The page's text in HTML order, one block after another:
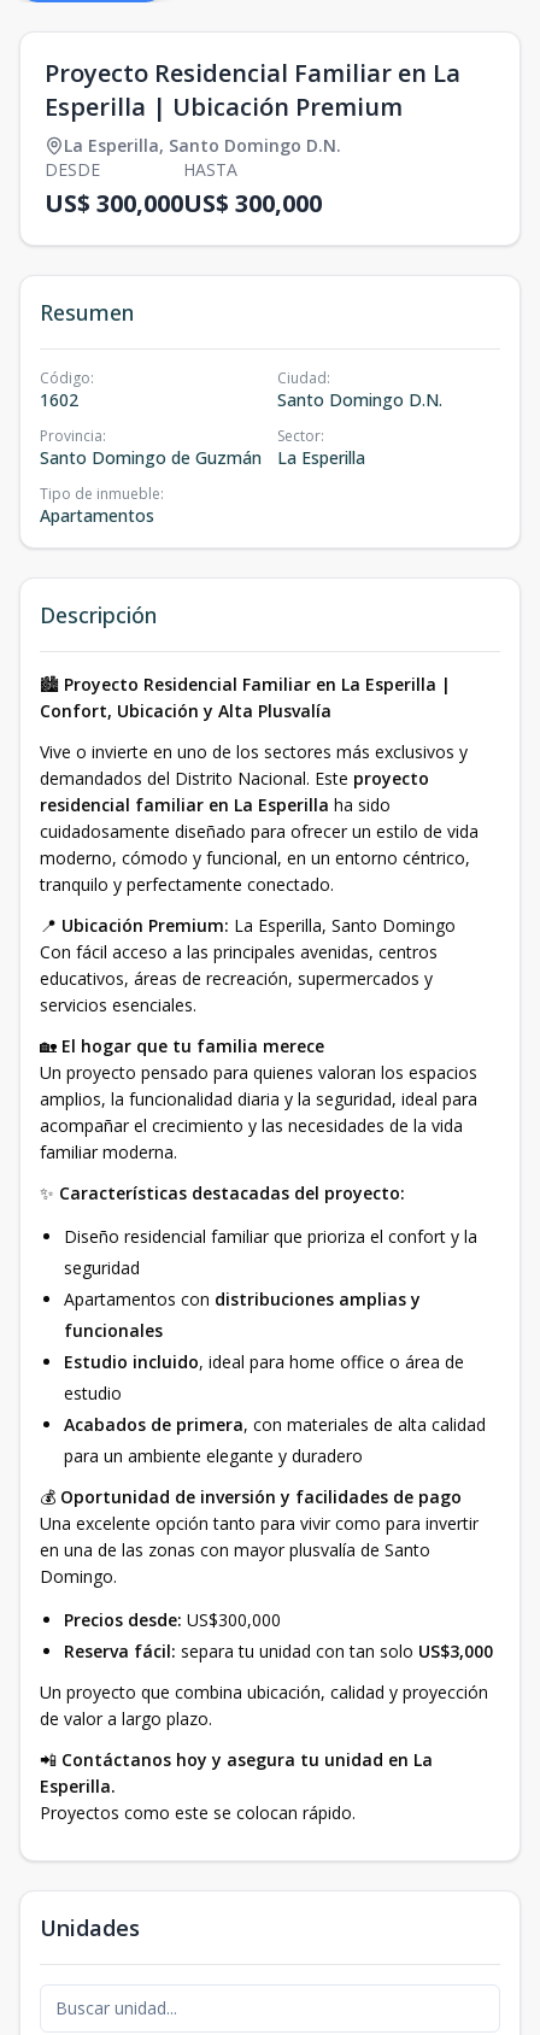
Proyecto Residencial Familiar en La
Esperilla | Ubicación Premium
La Esperilla, Santo Domingo D.N.
DESDE
US$ 300,000
HASTA
US$ 300,000
Resumen
Código:
1602
Ciudad:
Santo Domingo D.N.
Provincia:
Santo Domingo de Guzmán
Sector:
La Esperilla
Tipo de inmueble:
Apartamentos
Descripción
🏙️ Proyecto Residencial Familiar en La Esperilla |
Confort, Ubicación y Alta Plusvalía
Vive o invierte en uno de los sectores más exclusivos y
demandados del Distrito Nacional. Este proyecto
residencial familiar en La Esperilla ha sido
cuidadosamente diseñado para ofrecer un estilo de vida
moderno, cómodo y funcional, en un entorno céntrico,
tranquilo y perfectamente conectado.
📍 Ubicación Premium: La Esperilla, Santo Domingo
Con fácil acceso a las principales avenidas, centros
educativos, áreas de recreación, supermercados y
servicios esenciales.
🏡 El hogar que tu familia merece
Un proyecto pensado para quienes valoran los espacios
amplios, la funcionalidad diaria y la seguridad, ideal para
acompañar el crecimiento y las necesidades de la vida
familiar moderna.
✨ Características destacadas del proyecto:
Diseño residencial familiar que prioriza el confort y la
seguridad
Apartamentos con distribuciones amplias y
funcionales
Estudio incluido, ideal para home office o área de
estudio
Acabados de primera, con materiales de alta calidad
para un ambiente elegante y duradero
💰 Oportunidad de inversión y facilidades de pago
Una excelente opción tanto para vivir como para invertir
en una de las zonas con mayor plusvalía de Santo
Domingo.
Precios desde: US$300,000
Reserva fácil: separa tu unidad con tan solo US$3,000
Un proyecto que combina ubicación, calidad y proyección
de valor a largo plazo.
📲 Contáctanos hoy y asegura tu unidad en La
Esperilla.
Proyectos como este se colocan rápido.
Unidades